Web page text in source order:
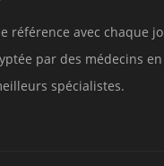
référence avec chaque
par des médecins
spécialistes.